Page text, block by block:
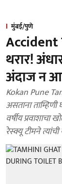
मुंबई/पुणे
Accident
थरार!
अंदाज न
Kokan Pune
असताना
वर्षीय प्रवाशाचा
रेस्क्यू टीमने